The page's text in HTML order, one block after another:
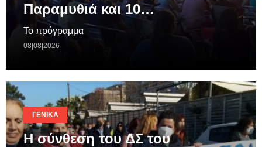
Παραμυθιά και 10…
Το πρόγραμμα
08|08|2026
ΓΕΝΙΚΆ
Η σύνθεση του ΔΣ του